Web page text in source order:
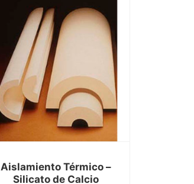
Aislamiento Térmico –
Silicato de Calcio